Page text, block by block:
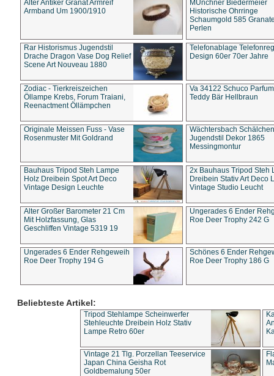
Alter Antiker Granat Armreif
Armband Um 1900/1910
MÜnchner Biedermeier
Historische Ohrringe
Schaumgold 585
Perlen
Rar Historismus Jugendstil
Drache Dragon Vase Dog Relief
Scene Art Nouveau 1880
Telefonablage
Design 60er 70er Jahre
Zodiac - Tierkreiszeichen
Öllampe Krebs, Forum Traiani,
Reenactment Öllämpchen
Va 34122 Schuco
Teddy Bär Hellbraun
Originale Meissen Fuss - Vase
Rosenmuster Mit Goldrand
Wächtersbach Schälchen
Jugendstil Dekor 1865
Messingmontur
Bauhaus Tripod Steh Lampe
Holz Dreibein Spot Art Deco
Vintage Design Leuchte
2x Bauhaus Tripod Steh
Dreibein Stativ Art Deco
Vintage Studio Leucht
Alter Großer Barometer 21 Cm
Mit Holzfassung, Glas
Geschliffen Vintage 5319 19
Ungerades 6 Ender
Roe Deer Trophy 242 G
Ungerades 6 Ender Rehgeweih
Roe Deer Trophy 194 G
Schönes 6 Ender
Roe Deer Trophy 186 G
Beliebteste Artikel:
Tripod Stehlampe Scheinwerfer
Stehleuchte Dreibein Holz Stativ
Lampe Retro 60er
Vintage 21 Tlg. Porzellan Teeservice
Japan China Geisha Rot
Goldbemalung 50er